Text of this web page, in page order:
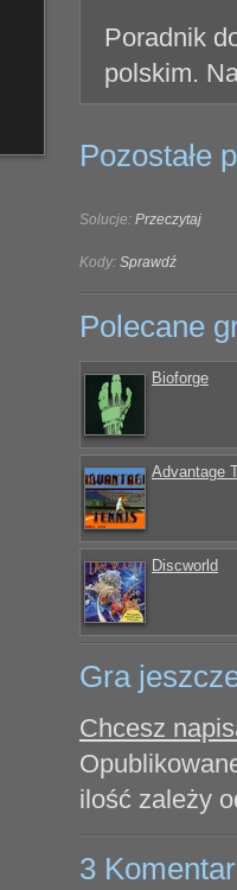
Poradnik
polskim.
Pozostałe
Solucje: Przeczytaj
Kody: Sprawdź
Polecane
Bioforge
Advantage
Discworld
Gra
Chcesz
ilość zależy
3